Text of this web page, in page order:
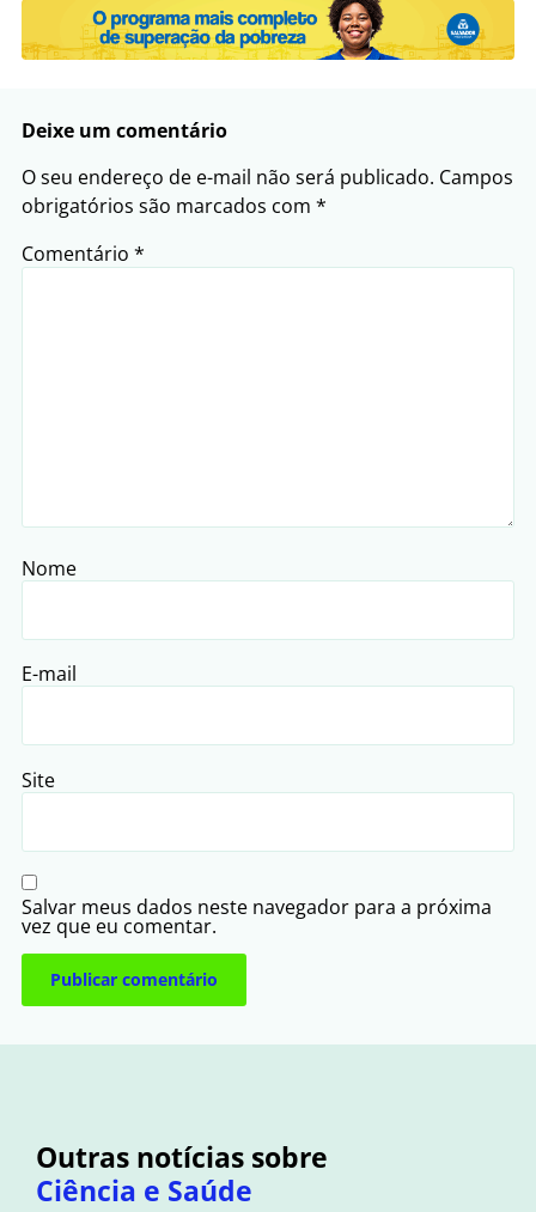
Deixe um comentário
O seu endereço de e-mail não será publicado. Campos
obrigatórios são marcados com *
Comentário *
Nome
E-mail
Site
Salvar meus dados neste navegador para a próxima
vez que eu comentar.
Outras notícias sobre
Ciência e Saúde